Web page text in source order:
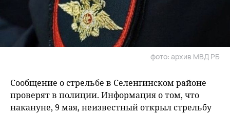
фото: архив МВД РБ
Сообщение о стрельбе в Селенгинском районе
проверят в полиции. Информация о том, что
накануне, 9 мая, неизвестный открыл стрельбу